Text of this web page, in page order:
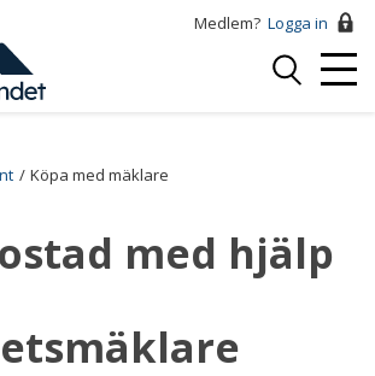
Medlem? Logga in
Logga
Köpa med mäklare
med hjälp